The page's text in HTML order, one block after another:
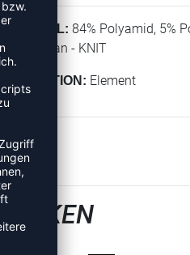
84% Polyamid, 5%
Elasthan - KNIT
KOLLEKTION: Element